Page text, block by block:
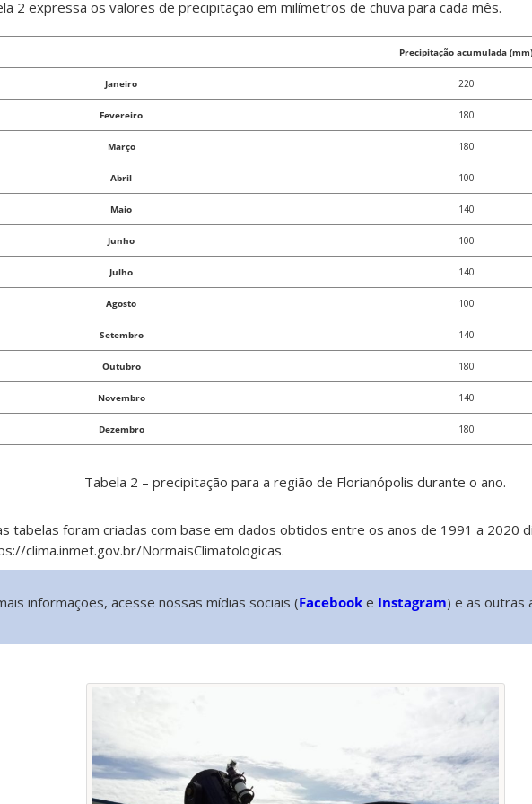
2 expressa os valores de precipitação em milímetros de chuva para cada mês.
Precipitação acumulada (mm)
Janeiro 220
Fevereiro 180
Março 180
Abril 100
Maio 140
Junho 100
Julho 140
Agosto 100
Setembro 140
Outubro 180
Novembro 140
Dezembro 180
Tabela 2 – precipitação para a região de Florianópolis durante o ano.
tabelas foram criadas com base em dados obtidos entre os anos de 1991 a 2020
clima.inmet.gov.br/NormaisClimatologicas.
informações, acesse nossas mídias sociais (Facebook e Instagram) e as outras